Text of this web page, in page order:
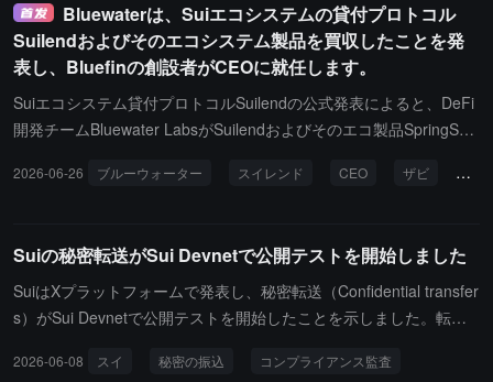
り Move 言語の開発に取り組んできたことを振り返り、今後も準備
中の Move Foundation に参加し、退職後も Mysten Labs および S
ui エコシステムの構築者としての顧問の地位を維持することを明ら
かにしました。同時に、以前 Apple と Meta の技術チームを率いて
いた Evan (@EvanWeb3) が Mysten Labs の全体的な技術ビジョン
Bluewaterは、Suiエコシステムの貸付プロトコル
Suilendおよびそのエコシステム製品を買収したことを発
表し、Bluefinの創設者がCEOに就任します。
Suiエコシステム貸付プロトコルSuilendの公式発表によると、DeFi
開発チームBluewater LabsがSuilendおよびそのエコ製品SpringSui
に引き継ぐことになります。さらに、Bluefinの共同創設者ZabiがSu
ブランド、製品の方向性、および基盤インフラを保持します。移行
期間中、チームは安全優先の戦略を採用し、ユーザーは何の操作も
必要なく、現在の預金、貸付、ステーキング、取引などのすべての
2026-06-26 ブルーウォーター スイレンド CEO ザビ DeFi
Suiの秘密転送がSui Devnetで公開テストを開始しました
SuiはXプラットフォームで発表し、秘密転送（Confidential transfer
s）がSui Devnetで公開テストを開始したことを示しました。転送
ための制御可能な可視性を備えています。
2026-06-08 スイ 秘密の振込 コンプライアンス監査